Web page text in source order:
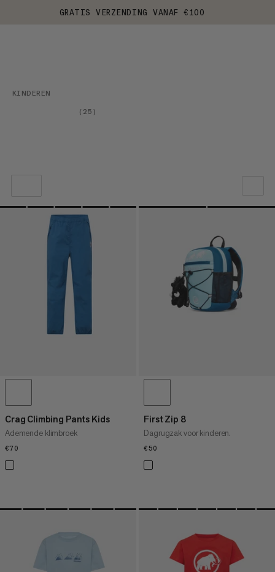
GRATIS VERZENDING VANAF €100
KINDEREN
( 25 )
ONZE AANBEVELING
PRIJS LAAG NAAR HOOG
PRIJS HOOG NAAR LAAG
WAT IS ER NIEUW
Crag Climbing Pants Kids
Ademende klimbroek
€70
First Zip 8
Dagrugzak voor kinderen.
€50